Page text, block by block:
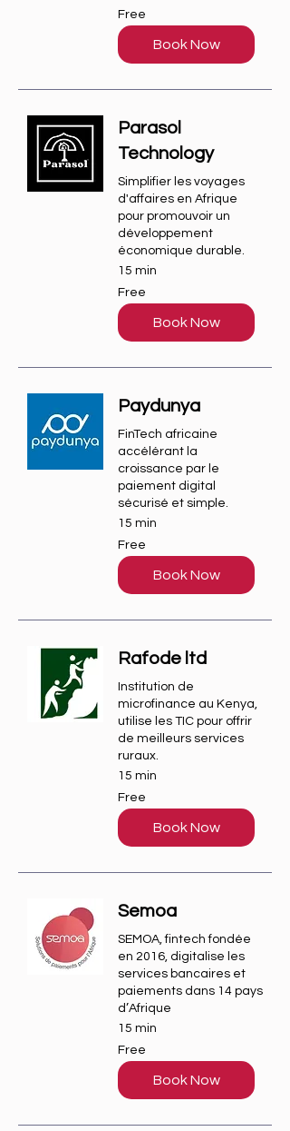
Free
Free
Book Now
Parasol
Technology
Simplifier les voyages
d'affaires en Afrique
pour promouvoir un
développement
économique durable.
15 min
Free
Free
Book Now
Paydunya
FinTech africaine
accélérant la
croissance par le
paiement digital
sécurisé et simple.
15 min
Free
Free
Book Now
Rafode ltd
Institution de
microfinance au Kenya,
utilise les TIC pour offrir
de meilleurs services
ruraux.
15 min
Free
Free
Book Now
Semoa
SEMOA, fintech fondée
en 2016, digitalise les
services bancaires et
paiements dans 14 pays
d’Afrique
15 min
Free
Free
Book Now